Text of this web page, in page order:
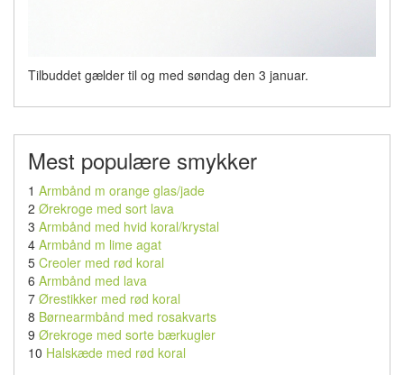
Tilbuddet gælder til og med søndag den 3 januar.
Mest populære smykker
1 Armbånd m orange glas/jade
2 Ørekroge med sort lava
3 Armbånd med hvid koral/krystal
4 Armbånd m lime agat
5 Creoler med rød koral
6 Armbånd med lava
7 Ørestikker med rød koral
8 Børnearmbånd med rosakvarts
9 Ørekroge med sorte bærkugler
10 Halskæde med rød koral